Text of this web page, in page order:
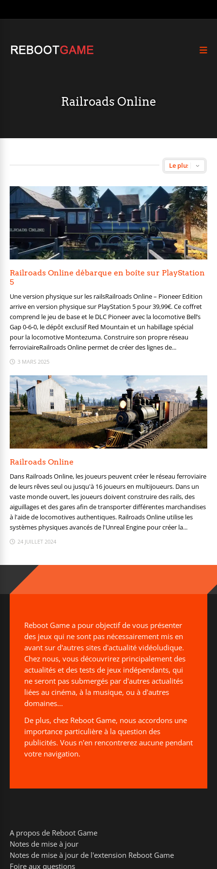
Railroads Online
Railroads Online débarque en boîte sur PlayStation
5
Une version physique sur les railsRailroads Online – Pioneer Edition
arrive en version physique sur PlayStation 5 pour 39,99€. Ce coffret
comprend le jeu de base et le DLC Pioneer avec la locomotive Bell’s
Gap 0-6-0, le dépôt exclusif Red Mountain et un habillage spécial
pour la locomotive Montezuma. Construire son propre réseau
ferroviaireRailroads Online permet de créer des lignes de...
3 MARS 2025
Railroads Online
Dans Railroads Online, les joueurs peuvent créer le réseau ferroviaire
de leurs rêves seul ou jusqu'à 16 joueurs en multijoueurs. Dans un
vaste monde ouvert, les joueurs doivent construire des rails, des
aiguillages et des gares afin de transporter différentes marchandises
à l'aide de locomotives authentiques. Railroads Online utilise les
systèmes physiques avancés de l'Unreal Engine pour créer la...
24 JUILLET 2024
Reboot Game a pour objectif de vous présenter
des jeux qui ne sont pas nécessairement mis en
avant sur d'autres sites d'actualité vidéoludique.
Chez nous, vous découvrirez principalement des
actualités et des tests de jeux indépendants, qui
ne seront pas submergés par d'autres actualités
liées au cinéma, à la musique, ou à d'autres
domaines...
De plus, chez Reboot Game, nous accordons une
importance particulière à la question des
publicités. Vous n'en rencontrerez aucune pendant
votre navigation.
A propos de Reboot Game
Notes de mise à jour
Notes de mise à jour de l'extension Reboot Game
Foire aux questions